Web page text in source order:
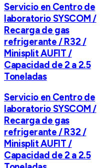
Servicio en Centro de
laboratorio SYSCOM /
Recarga de gas
refrigerante / R32 /
Minisplit AUFIT /
Capacidad de 2 a 2.5
Toneladas
Servicio en Centro de
laboratorio SYSCOM /
Recarga de gas
refrigerante / R32 /
Minisplit AUFIT /
Capacidad de 2 a 2.5